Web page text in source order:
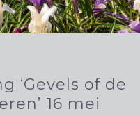
‘Gevels of de
16 mei